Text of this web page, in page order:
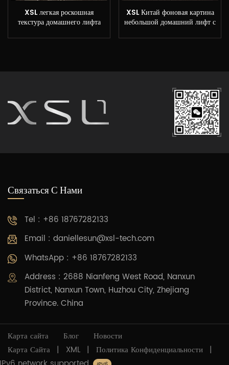
XSL легкая роскошная
текстура домашнего лифта
XSL Китай фоновая картина
небольшой домашний лифт с
Связаться С Нами
Tel : +86 18767282133
Email : daniellesun@xsl-tech.com
WhatsApp : +86 18767282133
Address : 2688 Nianfeng West Road, Nanxun
District, Nanxun Town, Huzhou City, Zhejiang
Province. China
Карта сайта Блог
Новости
Карта Сайта | XML | Политика Конфиденциальности |